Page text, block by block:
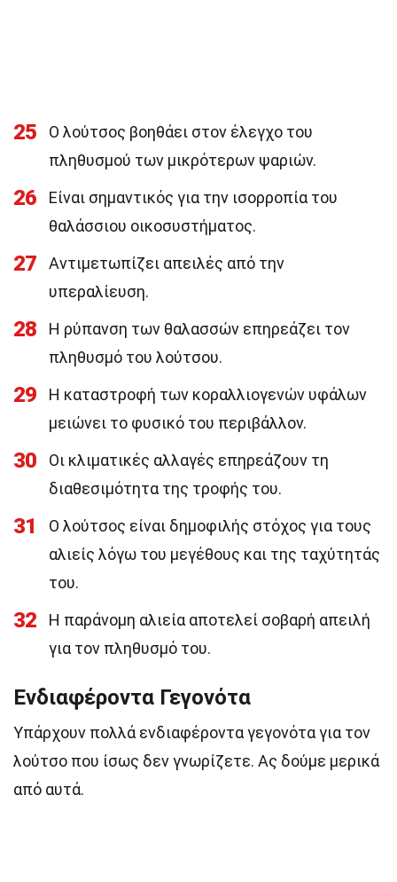
25
Ο λούτσος βοηθάει στον έλεγχο του
πληθυσμού των μικρότερων ψαριών.
26
Είναι σημαντικός για την ισορροπία του
θαλάσσιου οικοσυστήματος.
27
Αντιμετωπίζει απειλές από την
υπεραλίευση.
28
Η ρύπανση των θαλασσών επηρεάζει τον
πληθυσμό του λούτσου.
29
Η καταστροφή των κοραλλιογενών υφάλων
μειώνει το φυσικό του περιβάλλον.
30
Οι κλιματικές αλλαγές επηρεάζουν τη
διαθεσιμότητα της τροφής του.
31
Ο λούτσος είναι δημοφιλής στόχος για τους
αλιείς λόγω του μεγέθους και της ταχύτητάς
του.
32
Η παράνομη αλιεία αποτελεί σοβαρή απειλή
για τον πληθυσμό του.
Ενδιαφέροντα Γεγονότα
Υπάρχουν πολλά ενδιαφέροντα γεγονότα για τον
λούτσο που ίσως δεν γνωρίζετε. Ας δούμε μερικά
από αυτά.